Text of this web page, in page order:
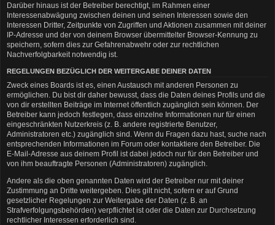
Darüber hinaus ist der Betreiber berechtigt, im Rahmen einer
Interessenabwägung zwischen deinen und seinen Interessen sowie den
Interessen Dritter, Zeitpunkte von Zugriffen und Aktionen zusammen mit deiner
IP-Adresse und der von deinem Browser übermittelter Browser-Kennung zu
speichern, sofern dies zur Gefahrenabwehr oder zur rechtlichen
Nachverfolgbarkeit notwendig ist.
REGELUNGEN BEZÜGLICH DER WEITERGABE DEINER DATEN
Zweck eines Boards ist es, einen Austausch mit anderen Personen zu
ermöglichen. Du bist dir daher bewusst, dass die Daten deines Profils und die
von dir erstellten Beiträge im Internet öffentlich zugänglich sein können. Der
Betreiber kann jedoch festlegen, dass einzelne Informationen nur für einen
eingeschränkten Nutzerkreis (z. B. andere registrierte Benutzer,
Administratoren etc.) zugänglich sind. Wenn du Fragen dazu hast, suche nach
entsprechenden Informationen im Forum oder kontaktiere den Betreiber. Die
E-Mail-Adresse aus deinem Profil ist dabei jedoch nur für den Betreiber und
von ihm beauftragte Personen (Administratoren) zugänglich.
Andere als die oben genannten Daten wird der Betreiber nur mit deiner
Zustimmung an Dritte weitergeben. Dies gilt nicht, sofern er auf Grund
gesetzlicher Regelungen zur Weitergabe der Daten (z. B. an
Strafverfolgungsbehörden) verpflichtet ist oder die Daten zur Durchsetzung
rechtlicher Interessen erforderlich sind.